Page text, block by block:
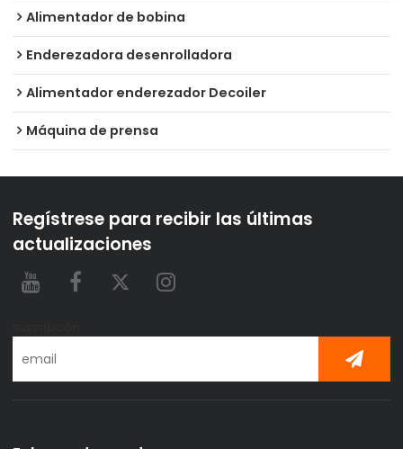
Alimentador de bobina
Enderezadora desenrolladora
Alimentador enderezador Decoiler
Máquina de prensa
Regístrese para recibir las últimas
actualizaciones